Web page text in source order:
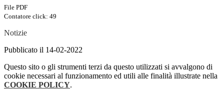
File PDF
Contatore click: 49
Notizie
Pubblicato il 14-02-2022
Questo sito o gli strumenti terzi da questo utilizzati si avvalgono di
cookie necessari al funzionamento ed utili alle finalità illustrate nella
COOKIE POLICY.